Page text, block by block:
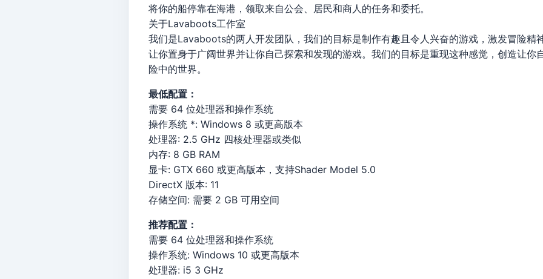
将你的船停靠在海港，领取来自公会、居民和商人的任务和委托。
关于Lavaboots工作室
我们是Lavaboots的两人开发团队，我们的目标是制作有趣且令人兴奋的游戏，激发冒险精
让你置身于广阔世界并让你自己探索和发现的游戏。我们的目标是重现这种感觉，创造让你
险中的世界。
最低配置：
需要 64 位处理器和操作系统
操作系统 *: Windows 8 或更高版本
处理器: 2.5 GHz 四核处理器或类似
内存: 8 GB RAM
显卡: GTX 660 或更高版本，支持Shader Model 5.0
DirectX 版本: 11
存储空间: 需要 2 GB 可用空间
推荐配置：
需要 64 位处理器和操作系统
操作系统: Windows 10 或更高版本
处理器: i5 3 GHz